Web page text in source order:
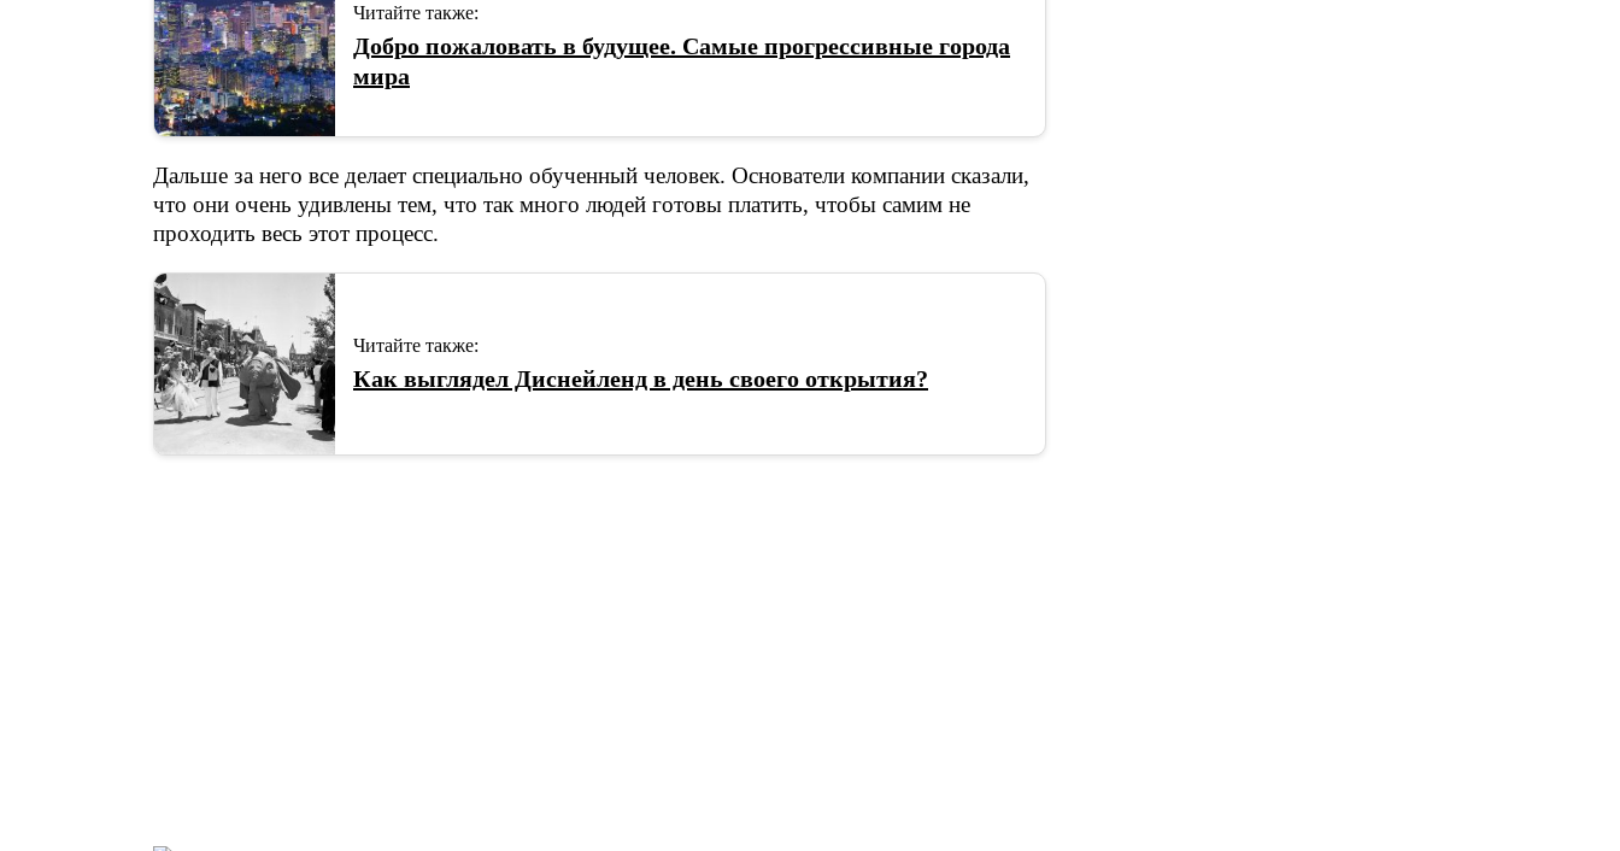
Читайте также:
Добро пожаловать в будущее. Самые прогрессивные города
мира
Дальше за него все делает специально обученный человек. Основатели компании сказали,
что они очень удивлены тем, что так много людей готовы платить, чтобы самим не
проходить весь этот процесс.
Читайте также:
Как выглядел Диснейленд в день своего открытия?